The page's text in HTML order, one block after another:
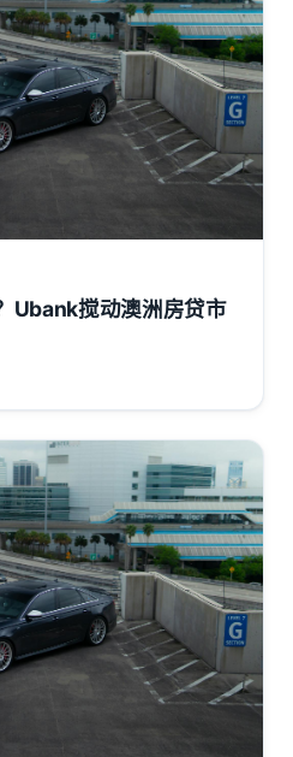
Ubank搅动澳洲房贷市